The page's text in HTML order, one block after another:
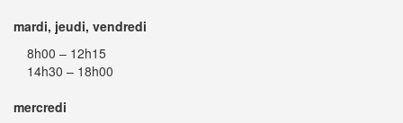
mardi, jeudi, vendredi
8h00 – 12h15
14h30 – 18h00
mercredi